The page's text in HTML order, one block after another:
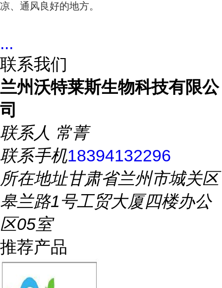
凉、通风良好的地方。
...
联系我们
兰州沃特莱斯生物科技有限公
司
联系人 常菁
联系手机18394132296
所在地址甘肃省兰州市城关区
皋兰路1号工贸大厦四楼办公
区05室
推荐产品